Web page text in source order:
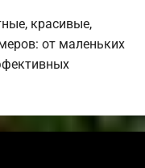
красивые,
от маленьких